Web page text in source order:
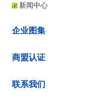
新闻中心
企业图集
商盟认证
联系我们